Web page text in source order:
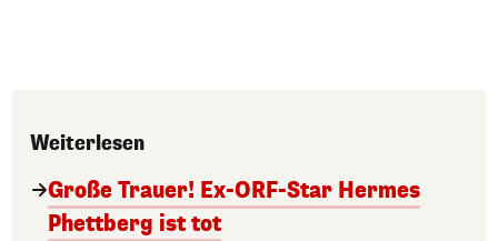
Weiterlesen
Große Trauer! Ex-ORF-Star Hermes
Phettberg ist tot